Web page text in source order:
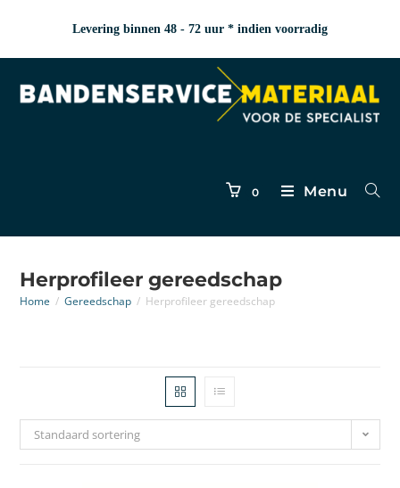
Levering binnen 48 - 72 uur * indien voorradig
0 Menu
Herprofileer gereedschap
Home / Gereedschap / Herprofileer gereedschap
Standaard sortering